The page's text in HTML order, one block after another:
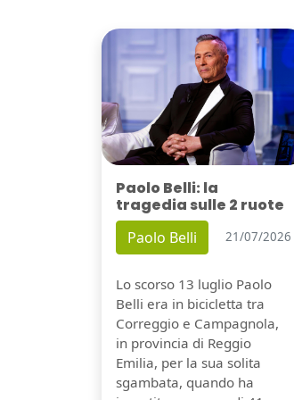
Paolo Belli: la
tragedia sulle 2 ruote
Paolo Belli 21/07/2026
Lo scorso 13 luglio Paolo
Belli era in bicicletta tra
Correggio e Campagnola,
in provincia di Reggio
Emilia, per la sua solita
sgambata, quando ha